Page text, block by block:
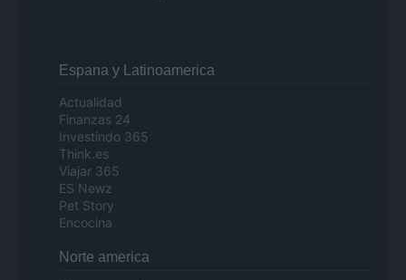
Espana y Latinoamerica
Actualidad
Finanzas 24
Investindo 365
Think.es
Viajar 365
ES Newz
Pet Story
Encocina
Norte america